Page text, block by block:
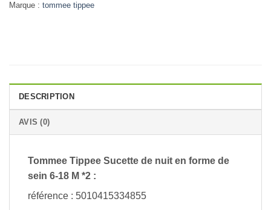
Marque : tommee tippee
DESCRIPTION
AVIS (0)
Tommee Tippee Sucette de nuit en forme de
sein 6-18 M *2 :
référence : 5010415334855